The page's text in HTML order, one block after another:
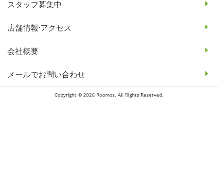
スタッフ募集中
店舗情報·アクセス
会社概要
メールでお問い合わせ
Copyright © 2026 Roomos. All Rights Reserved.